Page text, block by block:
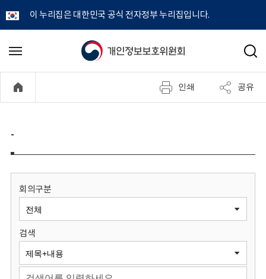
이 누리집은 대한민국 공식 전자정부 누리집입니다.
개
정
보
원
회
메
기
검
인쇄 공유
-
회의구분
검색